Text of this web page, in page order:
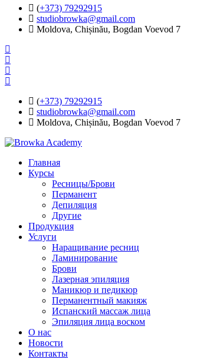
(+373) 79292915
studiobrowka@gmail.com
Moldova, Chișinău, Bogdan Voevod 7
(+373) 79292915
studiobrowka@gmail.com
Moldova, Chișinău, Bogdan Voevod 7
Главная
Курсы
Ресницы/Брови
Перманент
Депиляция
Другие
Продукция
Услуги
Наращивание ресниц
Ламинирование
Брови
Лазерная эпиляция
Маникюр и педикюр
Перманентный макияж
Испанский массаж лица
Эпиляция лица воском
О нас
Новости
Контакты